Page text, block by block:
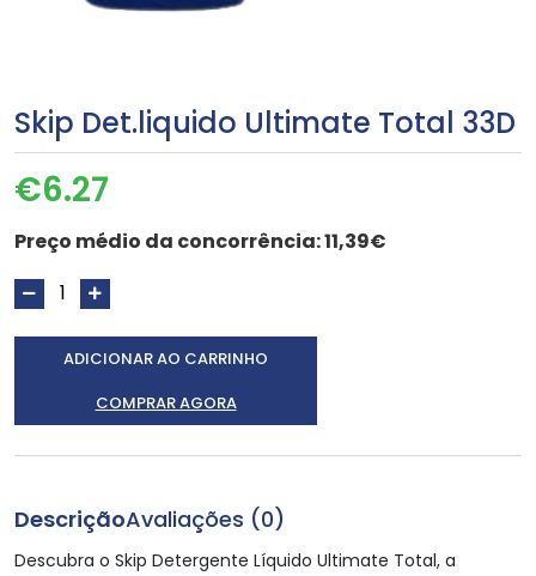
Skip Det.liquido Ultimate Total 33D
€6.27
Preço médio da concorrência:11,39€
ADICIONAR AO CARRINHO
COMPRAR AGORA
DescriçãoAvaliações (0)
Descubra o Skip Detergente Líquido Ultimate Total, a